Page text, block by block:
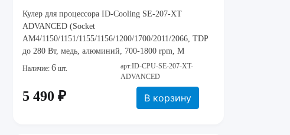
Кулер для процессора ID-Cooling SE-207-XT
ADVANCED (Socket
AM4/1150/1151/1155/1156/1200/1700/2011/2066, TDP
до 280 Вт, медь, алюминий, 700-1800 rpm, M
Наличие: 6шт.
арт:ID-CPU-SE-207-XT-
ADVANCED
5 490 ₽ В корзину